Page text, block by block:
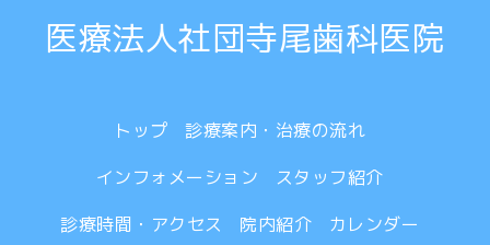
医療法人社団寺尾歯科医院
トップ
診療案内・治療の流れ
インフォメーション
スタッフ紹介
診療時間・アクセス
院内紹介 カレンダー